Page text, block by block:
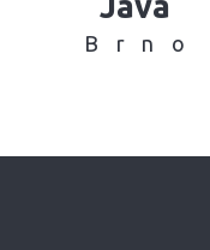
Brno